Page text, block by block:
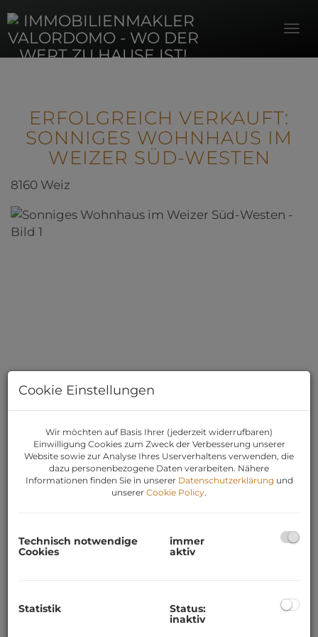
ERFOLGREICH VERKAUFT:
SONNIGES WOHNHAUS IM
WEIZER SÜD-WESTEN
8160 Weiz
BESCHREIBUNG
angenehm aufgelockerten Ansiedlung
Cookie Einstellungen
Wir möchten auf Basis Ihrer (jederzeit widerrufbaren)
Einwilligung Cookies zum Zweck der Verbesserung unserer
Website sowie zur Analyse Ihres Userverhaltens verwenden, die
dazu personenbezogene Daten verarbeiten. Nähere
Informationen finden Sie in unserer Datenschutzerklärung und
unserer Cookie Policy.
Technisch notwendige
Cookies
immer
aktiv
Statistik
Status:
inaktiv